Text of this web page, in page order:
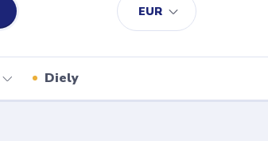
EUR
Diely